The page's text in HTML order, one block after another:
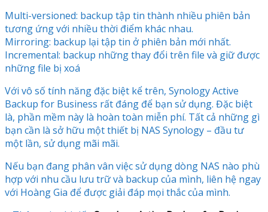
Multi-versioned: backup tập tin thành nhiều phiên bản
tương ứng với nhiều thời điểm khác nhau.
Mirroring: backup lại tập tin ở phiên bản mới nhất.
Incremental: backup những thay đổi trên file và giữ được
những file bị xoá
Với vô số tính năng đặc biệt kể trên, Synology Active
Backup for Business rất đáng để bạn sử dụng. Đặc biệt
là, phần mềm này là hoàn toàn miễn phí. Tất cả những gì
bạn cần là sở hữu một thiết bị NAS Synology – đầu tư
một lần, sử dụng mãi mãi.
Nếu bạn đang phân vân việc sử dụng dòng NAS nào phù
hợp với nhu cầu lưu trữ và backup của mình, liên hệ ngay
với Hoàng Gia để được giải đáp mọi thắc của mình.